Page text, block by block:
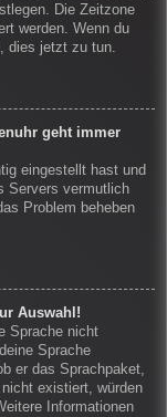
Die Zeitzone
werden. Wenn du
dies jetzt zu tun.
geht immer
eingestellt hast und
Servers vermutlich
Problem beheben
Auswahl!
Sprache nicht
Sprache
er das Sprachpaket,
existiert, würden
Informationen